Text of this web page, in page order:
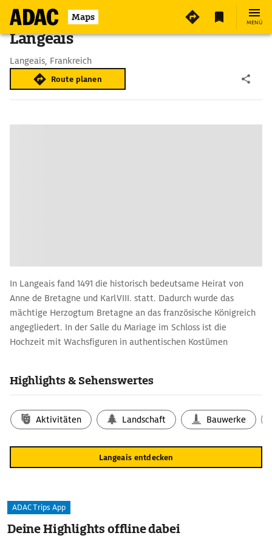
Maps MENÜ
Langeais
Langeais, Frankreich
Route planen
In Langeais fand 1491 die historisch bedeutsame Heirat von
Anne de Bretagne und Karl VIII. statt. Dadurch wurde das
mächtige Herzogtum Bretagne an das französische Königreich
angegliedert. In der Salle du Mariage im Schloss ist die
Hochzeit mit Wachsfiguren in authentischen Kostümen
Wehrgang und Pechnasen. Den guten Zustand und die
Bildteppichen aus dem 15./16. Jh. si­cherte der Bankier Jacques
Siegfried. Er gab dem Schloss im 19. Jh. seine
spätmittelalterliche Gestalt zurück. Besonders kostbar sind ein
holzgeschnitzter und vergoldeter Reliquien­schrein des 13. Jh. im
Wehrgang zugänglich. Ein Spaziergang rundherum eröffnet
Ausblicke auf die Dächer der kleinen Stadt und die Loire.
Highlights & Sehenswertes
Aktivitäten Landschaft Bauwerke
Langeais entdecken
ADAC Trips App
Deine Highlights offline dabei